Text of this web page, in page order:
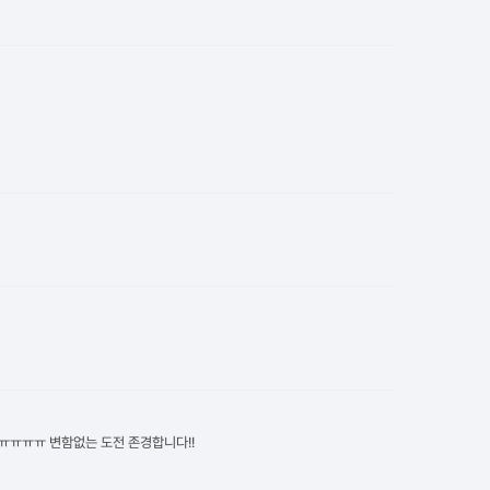
ㅠㅠㅠ 변함없는 도전 존경합니다!!